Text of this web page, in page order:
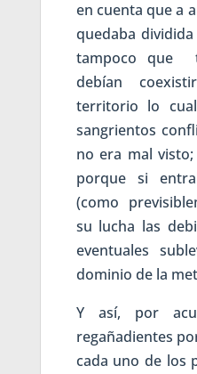
en cuenta que a
quedaba
tampoco que
debían
territorio lo
sangrientos
no era mal
porque si
(como
su lucha las
eventuales
dominio de la
Y así, por
regañadientes
cada uno de los